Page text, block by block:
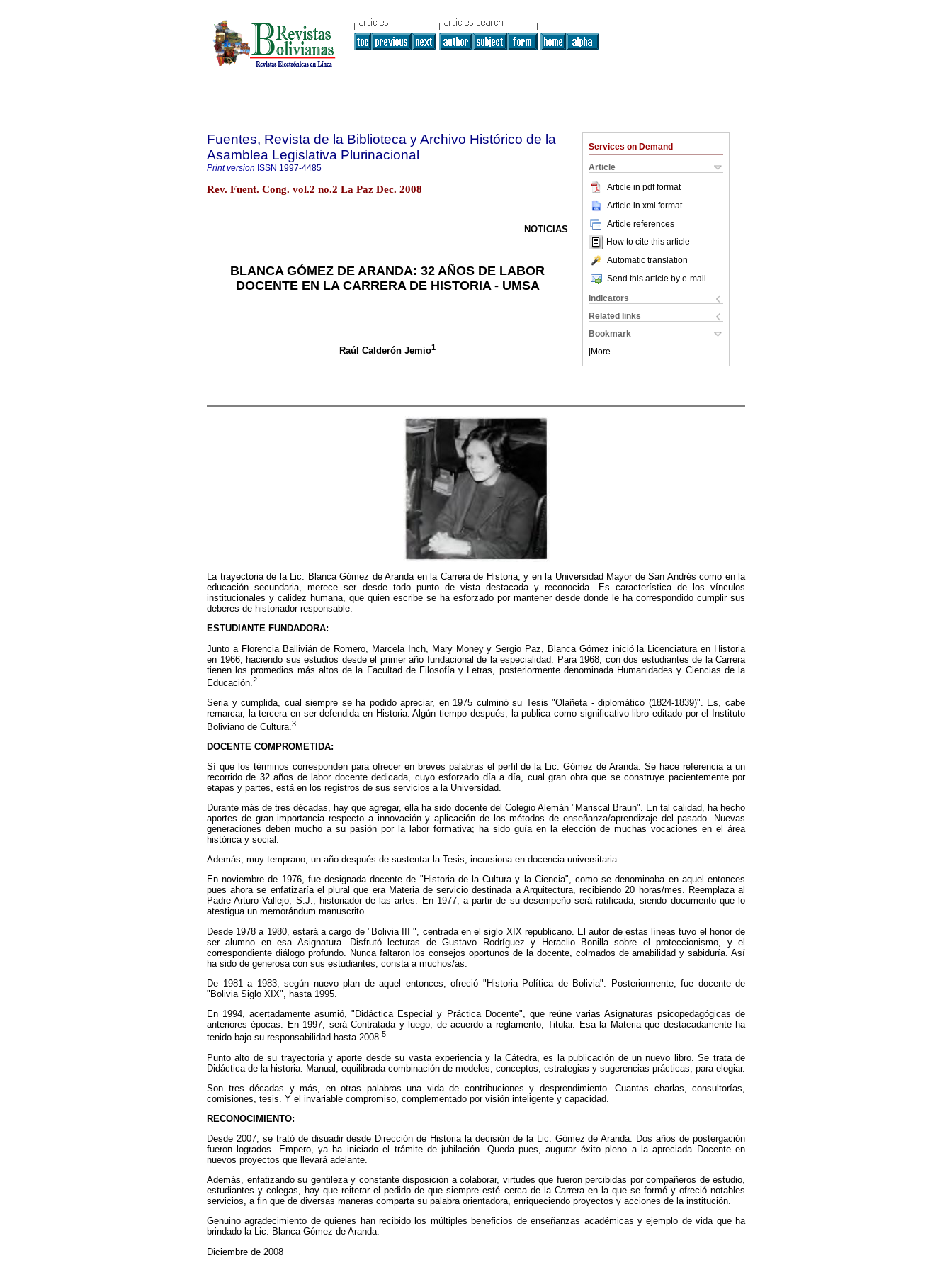
Services on Demand
Article
Article in pdf format
Article in xml format
Article references
How to cite this article
Automatic translation
Send this article by e-mail
Indicators
Related links
Bookmark
More
Fuentes, Revista de la Biblioteca y Archivo Histórico de la
Asamblea Legislativa Plurinacional
Print version ISSN 1997-4485
Rev. Fuent. Cong. vol.2 no.2 La Paz Dec. 2008
NOTICIAS
BLANCA GÓMEZ DE ARANDA: 32 AÑOS DE LABOR
DOCENTE EN LA CARRERA DE HISTORIA - UMSA
Raúl Calderón Jemio1
La trayectoria de la Lic. Blanca Gómez de Aranda en la Carrera de Historia, y en la Universidad Mayor de San Andrés como en la
educación secundaria, merece ser desde todo punto de vista destacada y reconocida. Es característica de los vínculos
institucionales y calidez humana, que quien escribe se ha esforzado por mantener desde donde le ha correspondido cumplir sus
deberes de historiador responsable.
ESTUDIANTE FUNDADORA:
Junto a Florencia Ballivián de Romero, Marcela Inch, Mary Money y Sergio Paz, Blanca Gómez inició la Licenciatura en Historia
en 1966, haciendo sus estudios desde el primer año fundacional de la especialidad. Para 1968, con dos estudiantes de la Carrera
tienen los promedios más altos de la Facultad de Filosofía y Letras, posteriormente denominada Humanidades y Ciencias de la
Educación.2
Seria y cumplida, cual siempre se ha podido apreciar, en 1975 culminó su Tesis "Olañeta - diplomático (1824-1839)". Es, cabe
remarcar, la tercera en ser defendida en Historia. Algún tiempo después, la publica como significativo libro editado por el Instituto
Boliviano de Cultura. 3
DOCENTE COMPROMETIDA:
Sí que los términos corresponden para ofrecer en breves palabras el perfil de la Lic. Gómez de Aranda. Se hace referencia a un
recorrido de 32 años de labor docente dedicada, cuyo esforzado día a día, cual gran obra que se construye pacientemente por
etapas y partes, está en los registros de sus servicios a la Universidad.
Durante más de tres décadas, hay que agregar, ella ha sido docente del Colegio Alemán "Mariscal Braun". En tal calidad, ha hecho
aportes de gran importancia respecto a innovación y aplicación de los métodos de enseñanza/aprendizaje del pasado. Nuevas
generaciones deben mucho a su pasión por la labor formativa; ha sido guía en la elección de muchas vocaciones en el área
histórica y social.
Además, muy temprano, un año después de sustentar la Tesis, incursiona en docencia universitaria.
En noviembre de 1976, fue designada docente de "Historia de la Cultura y la Ciencia", como se denominaba en aquel entonces
pues ahora se enfatizaría el plural que era Materia de servicio destinada a Arquitectura, recibiendo 20 horas/mes. Reemplaza al
Padre Arturo Vallejo, S.J., historiador de las artes. En 1977, a partir de su desempeño será ratificada, siendo documento que lo
atestigua un memorándum manuscrito.
Desde 1978 a 1980, estará a cargo de "Bolivia III ", centrada en el siglo XIX republicano. El autor de estas líneas tuvo el honor de
ser alumno en esa Asignatura. Disfrutó lecturas de Gustavo Rodríguez y Heraclio Bonilla sobre el proteccionismo, y el
correspondiente diálogo profundo. Nunca faltaron los consejos oportunos de la docente, colmados de amabilidad y sabiduría. Así
ha sido de generosa con sus estudiantes, consta a muchos/as.
De 1981 a 1983, según nuevo plan de aquel entonces, ofreció "Historia Política de Bolivia". Posteriormente, fue docente de
"Bolivia Siglo XIX", hasta 1995.
En 1994, acertadamente asumió, "Didáctica Especial y Práctica Docente", que reúne varias Asignaturas psicopedagógicas de
anteriores épocas. En 1997, será Contratada y luego, de acuerdo a reglamento, Titular. Esa la Materia que destacadamente ha
tenido bajo su responsabilidad hasta 2008.5
Punto alto de su trayectoria y aporte desde su vasta experiencia y la Cátedra, es la publicación de un nuevo libro. Se trata de
Didáctica de la historia. Manual, equilibrada combinación de modelos, conceptos, estrategias y sugerencias prácticas, para elogiar.
Son tres décadas y más, en otras palabras una vida de contribuciones y desprendimiento. Cuantas charlas, consultorías,
comisiones, tesis. Y el invariable compromiso, complementado por visión inteligente y capacidad.
RECONOCIMIENTO:
Desde 2007, se trató de disuadir desde Dirección de Historia la decisión de la Lic. Gómez de Aranda. Dos años de postergación
fueron logrados. Empero, ya ha iniciado el trámite de jubilación. Queda pues, augurar éxito pleno a la apreciada Docente en
nuevos proyectos que llevará adelante.
Además, enfatizando su gentileza y constante disposición a colaborar, virtudes que fueron percibidas por compañeros de estudio,
estudiantes y colegas, hay que reiterar el pedido de que siempre esté cerca de la Carrera en la que se formó y ofreció notables
servicios, a fin que de diversas maneras comparta su palabra orientadora, enriqueciendo proyectos y acciones de la institución.
Genuino agradecimiento de quienes han recibido los múltiples beneficios de enseñanzas académicas y ejemplo de vida que ha
brindado la Lic. Blanca Gómez de Aranda.
Diciembre de 2008